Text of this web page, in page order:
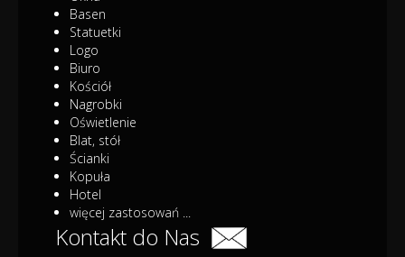
Basen
Statuetki
Logo
Biuro
Kościół
Nagrobki
Oświetlenie
Blat, stół
Ścianki
Kopuła
Hotel
więcej zastosowań ...
Kontakt do Nas